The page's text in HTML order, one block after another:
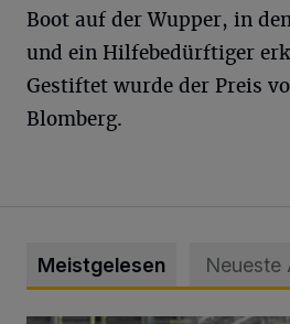
Boot auf der Wupper, in
und ein Hilfebedürftiger
Gestiftet wurde der Preis
Blomberg.
Meistgelesen Neueste